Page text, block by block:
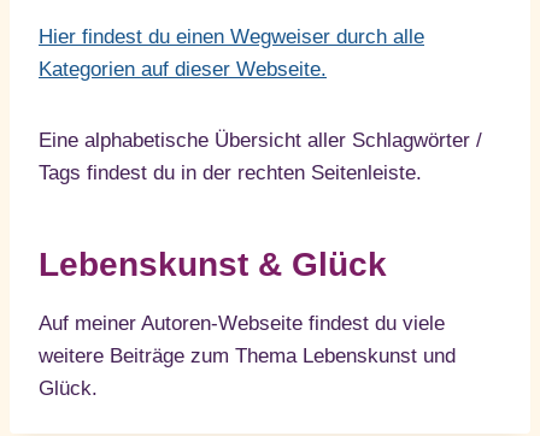
Hier findest du einen Wegweiser durch alle
Kategorien auf dieser Webseite.
Eine alphabetische Übersicht aller Schlagwörter /
Tags findest du in der rechten Seitenleiste.
Lebenskunst & Glück
Auf meiner Autoren-Webseite findest du viele
weitere Beiträge zum Thema Lebenskunst und
Glück.